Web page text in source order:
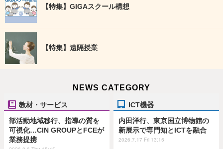
【特集】GIGAスクール構想
【特集】遠隔授業
NEWS CATEGORY
教材・サービス
部活動地域移行、指導の質を
可視化…CIN GROUPとFCEが
業務提携
ICT機器
内田洋行、東京国立博物館の
新展示で専門知とICTを融合
2026.7.17 Fri 13:15